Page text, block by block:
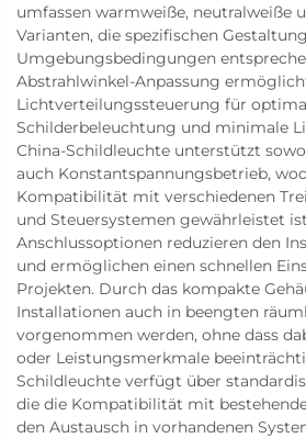
umfassen warmweiße, neutralweiße
Varianten, die spezifischen
Umgebungsbedingungen
Abstrahlwinkel-Anpassung
Lichtverteilungssteuerung für
Schilderbeleuchtung und minimale
China-Schildleuchte unterstützt
auch Konstantspannungsbetrieb,
Kompatibilität mit verschiedenen
und Steuersystemen gewährleistet
Anschlussoptionen reduzieren den
und ermöglichen einen schnellen
Projekten. Durch das kompakte
Installationen auch in beengten
vorgenommen werden, ohne dass
oder Leistungsmerkmale
Schildleuchte verfügt über
die die Kompatibilität mit
den Austausch in vorhandenen